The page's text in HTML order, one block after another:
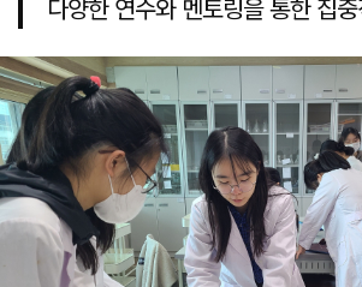
다양한 연수와 멘토링을 통한 집